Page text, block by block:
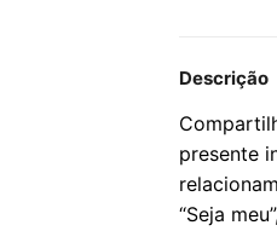
Descrição
presente
“Seja